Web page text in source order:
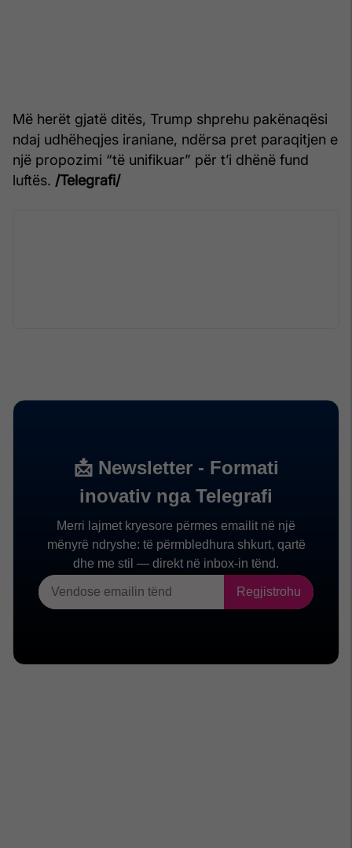
Më herët gjatë ditës, Trump shprehu pakënaqësi
ndaj udhëheqjes iraniane, ndërsa pret paraqitjen e
një propozimi “të unifikuar” për t’i dhënë fund
luftës. /Telegrafi/